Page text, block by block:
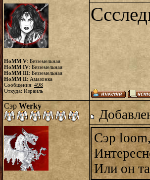
HoMM V: Безземельная
HoMM IV: Безземельная
HoMM III: Безземельная
HoMM II: Амазонка
Сообщения: 498
Откуда: Израиль
Сэр Werky
Сэр
Или он